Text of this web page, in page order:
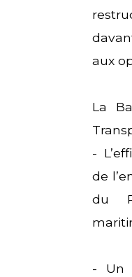
aux
La
-
de
du
- Un